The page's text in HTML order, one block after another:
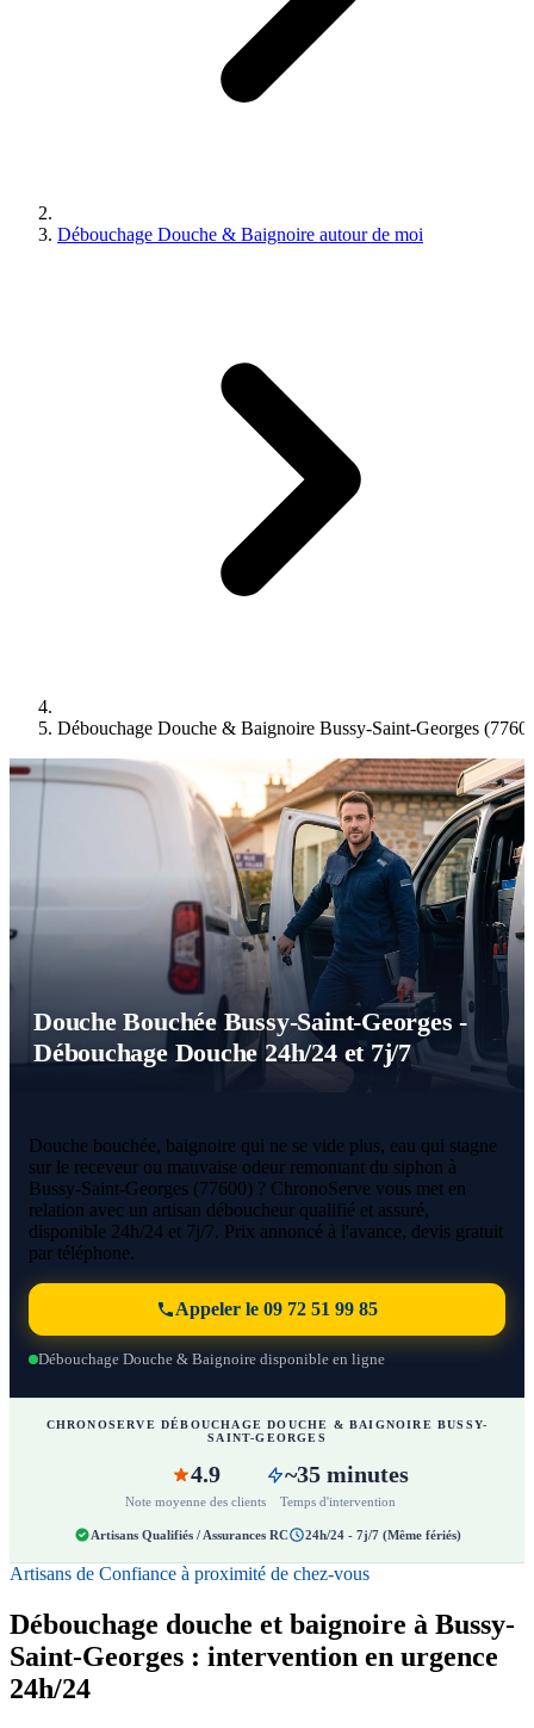
Débouchage Douche & Baignoire autour de moi
Débouchage Douche & Baignoire Bussy-Saint-Georges
Douche Bouchée Bussy-Saint-Georges -
Débouchage Douche 24h/24 et 7j/7
Douche bouchée, baignoire qui ne se vide plus, eau qui stagne
sur le receveur ou mauvaise odeur remontant du siphon à
Bussy-Saint-Georges (77600) ? ChronoServe vous met en
relation avec un artisan déboucheur qualifié et assuré,
disponible 24h/24 et 7j/7. Prix annoncé à l'avance, devis gratuit
par téléphone.
Appeler le 09 72 51 99 85
Débouchage Douche & Baignoire disponible en ligne
CHRONOSERVE DÉBOUCHAGE DOUCHE & BAIGNOIRE BUSSY-
SAINT-GEORGES
4.9
Note moyenne des clients
~35 minutes
Temps d'intervention
Artisans Qualifiés / Assurances RC 24h/24 - 7j/7 (Même fériés)
Artisans de Confiance à proximité de chez-vous
Débouchage douche et baignoire à Bussy-
Saint-Georges : intervention en urgence
24h/24